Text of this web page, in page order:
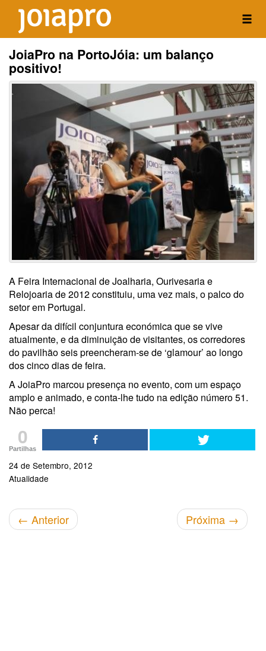
JoiaPro na PortoJóia: um balanço
positivo!
A Feira Internacional de Joalharia, Ourivesaria e
Relojoaria de 2012 constituiu, uma vez mais, o palco do
setor em Portugal.
Apesar da difícil conjuntura económica que se vive
atualmente, e da diminuição de visitantes, os corredores
do pavilhão seis preencheram-se de ‘glamour’ ao longo
dos cinco dias de feira.
A JoiaPro marcou presença no evento, com um espaço
amplo e animado, e conta-lhe tudo na edição número 51.
Não perca!
0
Partilhas
24 de Setembro, 2012
Atualidade
← Anterior Próxima →